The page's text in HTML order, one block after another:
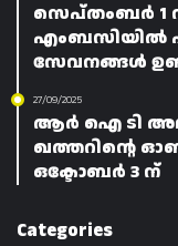
സെപ്‌തംബർ 1
എംബസിയിൽ
സേവനങ്ങൾ
27/09/2025
ആര്‍ ഐ ടി
ഖത്തറിന്റെ
ഒക്ടോബർ 3 ന്
Categories